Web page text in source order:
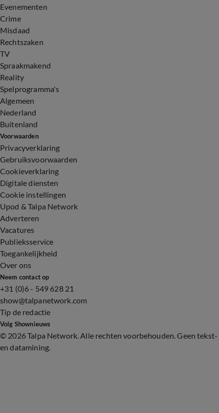
Evenementen
Crime
Misdaad
Rechtszaken
TV
Spraakmakend
Reality
Spelprogramma's
Algemeen
Nederland
Buitenland
Voorwaarden
Privacyverklaring
Gebruiksvoorwaarden
Cookieverklaring
Digitale diensten
Cookie instellingen
Upod & Talpa Network
Adverteren
Vacatures
Publieksservice
Toegankelijkheid
Over ons
Neem contact op
+31 (0)6 - 549 628 21
show@talpanetwork.com
Tip de redactie
Volg Shownieuws
© 2026 Talpa Network. Alle rechten voorbehouden. Geen tekst-
en datamining.